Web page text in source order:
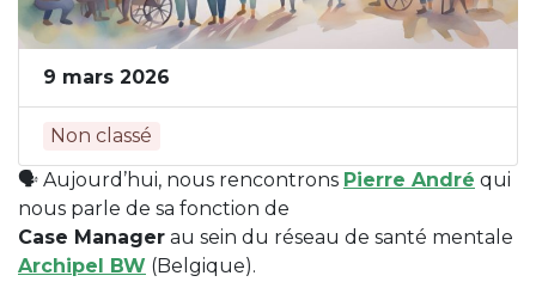
9 mars 2026
Non classé
🗣️​ Aujourd’hui, nous rencontrons Pierre André qui
nous parle de sa fonction de
Case Manager au sein du réseau de santé mentale
Archipel BW (Belgique).